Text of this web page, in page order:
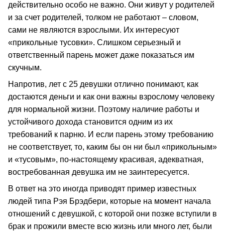
действительно особо не важно. Они живут у родителей
и за счет родителей, толком не работают – словом,
сами не являются взрослыми. Их интересуют
«прикольные тусовки». Слишком серьезный и
ответственный парень может даже показаться им
скучным.
Напротив, лет с 25 девушки отлично понимают, как
достаются деньги и как они важны взрослому человеку
для нормальной жизни. Поэтому наличие работы и
устойчивого дохода становится одним из их
требований к парню. И если парень этому требованию
не соответствует, то, каким бы он ни был «прикольным»
и «тусовым», по-настоящему красивая, адекватная,
востребованная девушка им не заинтересуется.
В ответ на это иногда приводят пример известных
людей типа Рэя Брэдбери, которые на момент начала
отношений с девушкой, с которой они позже вступили в
брак и прожили вместе всю жизнь или много лет, были